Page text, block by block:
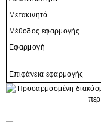
Μετακινητό
Μέθοδος εφαρμογής
Εφαρμογή
Επιφάνεια εφαρμογής